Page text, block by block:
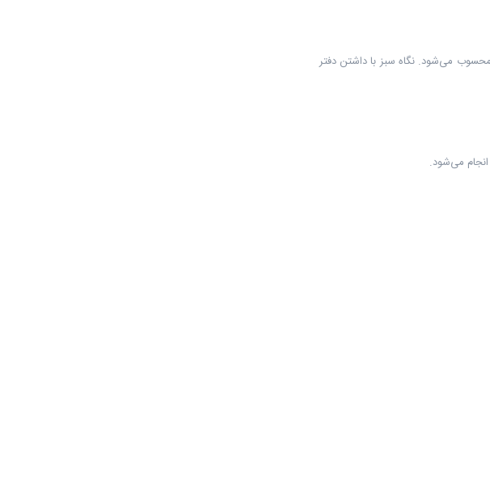
می‌شود. نگاه سبز با داشتن دفتر
انجام می‌شود.